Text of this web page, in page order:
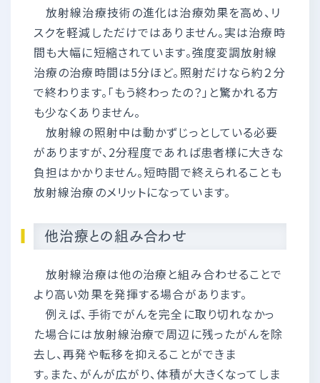
放射線治療技術の進化は治療効果を高め、リ
スクを軽減しただけではありません。実は治療時
間も大幅に短縮されています。強度変調放射線
治療の治療時間は5分ほど。照射だけなら約２分
で終わります。「もう終わったの？」と驚かれる方
も少なくありません。
放射線の照射中は動かずじっとしている必要
がありますが、2分程度であれば患者様に大きな
負担はかかりません。短時間で終えられることも
放射線治療のメリットになっています。
他治療との組み合わせ
放射線治療は他の治療と組み合わせることで
より高い効果を発揮する場合があります。
例えば、手術でがんを完全に取り切れなかっ
た場合には放射線治療で周辺に残ったがんを除
去し、再発や転移を抑えることができま
す。また、がんが広がり、体積が大きくなってしま